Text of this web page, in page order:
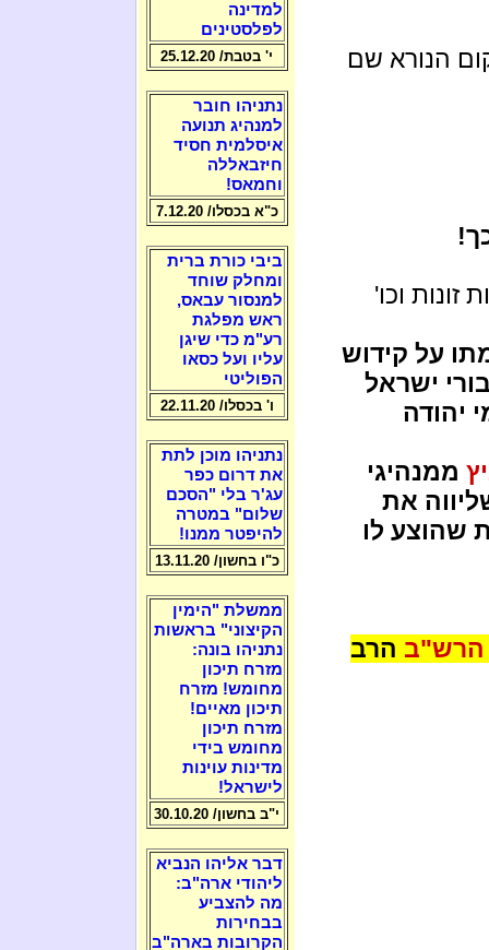
הנורא שם
זונות וכו'
על קידוש
ישראל
יהודה
ממנהיגי
את
שהוצע לו
הרש"ב הרב
למדינה
לפלסטינים
י' בטבת/ 25.12.20
נתניהו חובר
למנהיג תנועה
איסלמית חסיד
חיזבאללה
וחמאס!
כ"א בכסלו/ 7.12.20
ביבי כורת ברית
ומחלק שוחד
למנסור עבאס,
ראש מפלגת
רע"מ כדי שיגן
עליו ועל כסאו
הפוליטי
ו' בכסלו/ 22.11.20
נתניהו מוכן לתת
את דרום כפר
עג'ר בלי "הסכם
שלום" במטרה
להיפטר ממנו!
כ"ו בחשון/ 13.11.20
ממשלת "הימין
הקיצוני" בראשות
נתניהו בונה:
מזרח תיכון
מחומש! מזרח
תיכון מאיים!
מזרח תיכון
מחומש בידי
מדינות עוינות
לישראל!
י"ב בחשון/ 30.10.20
דבר אליהו הנביא
ליהודי ארה"ב:
מה להצביע
בבחירות
הקרובות בארה"ב